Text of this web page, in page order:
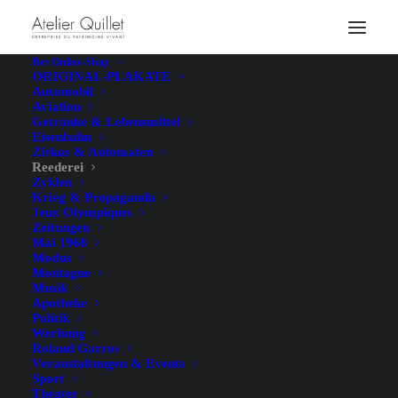
Der Online-Shop
ORIGINAL-PLAKATE
Automobil
Aviation
Getränke & Lebensmittel
Eisenbahn
Zirkus & Automaten
Reederei
Zyklen
Krieg & Propaganda
Jeux Olympiques
Zeitungen
Mai 1968
Modus
Montagne
Musik
Apotheke
Politik
Werbung
Roland Garros
Veranstaltungen & Events
Sport
Theater